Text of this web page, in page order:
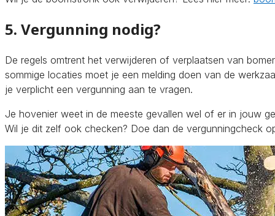
5. Vergunning nodig?
De regels omtrent het verwijderen of verplaatsen van
sommige locaties moet je een melding doen van de
je verplicht een vergunning aan te vragen.
Je hovenier weet in de meeste gevallen wel of er in jouw
Wil je dit zelf ook checken? Doe dan de vergunningcheck